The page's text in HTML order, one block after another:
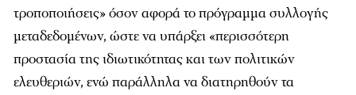
τροποποιήσεις» όσον αφορά το πρόγραμμα συλλογής
μεταδεδομένων, ώστε να υπάρξει «περισσότερη
προστασία της ιδιωτικότητας και των πολιτικών
ελευθεριών, ενώ παράλληλα να διατηρηθούν τα